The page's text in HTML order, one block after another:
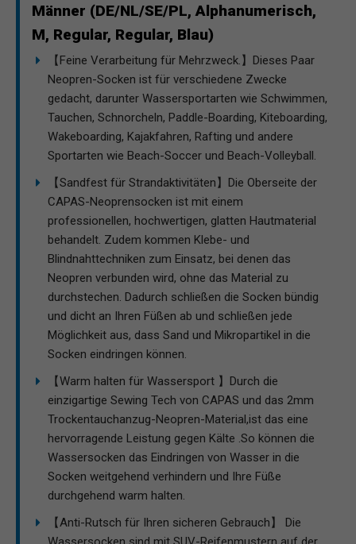
Männer (DE/NL/SE/PL, Alphanumerisch,
M, Regular, Regular, Blau)
【Feine Verarbeitung für Mehrzweck.】Dieses Paar
Neopren-Socken ist für verschiedene Zwecke
gedacht, darunter Wassersportarten wie Schwimmen,
Tauchen, Schnorcheln, Paddle-Boarding, Kiteboarding,
Wakeboarding, Kajakfahren, Rafting und andere
Sportarten wie Beach-Soccer und Beach-Volleyball.
【Sandfest für Strandaktivitäten】Die Oberseite der
CAPAS-Neoprensocken ist mit einem
professionellen, hochwertigen, glatten Hautmaterial
behandelt. Zudem kommen Klebe- und
Blindnahttechniken zum Einsatz, bei denen das
Neopren verbunden wird, ohne das Material zu
durchstechen. Dadurch schließen die Socken bündig
und dicht an Ihren Füßen ab und schließen jede
Möglichkeit aus, dass Sand und Mikropartikel in die
Socken eindringen können.
【Warm halten für Wassersport 】Durch die
einzigartige Sewing Tech von CAPAS und das 2mm
Trockentauchanzug-Neopren-Material,ist das eine
hervorragende Leistung gegen Kälte .So können die
Wassersocken das Eindringen von Wasser in die
Socken weitgehend verhindern und Ihre Füße
durchgehend warm halten.
【Anti-Rutsch für Ihren sicheren Gebrauch】 Die